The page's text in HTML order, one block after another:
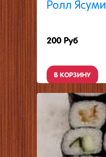
Ролл Ясуми
200 Руб
В КОРЗИНУ